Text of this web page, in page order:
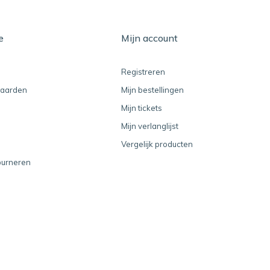
Mijn account
Registreren
Mijn bestellingen
Mijn tickets
Mijn verlanglijst
Vergelijk producten